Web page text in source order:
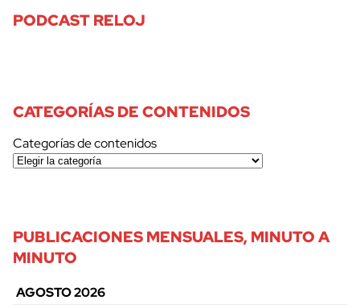
PODCAST RELOJ
CATEGORÍAS DE CONTENIDOS
Categorías de contenidos
PUBLICACIONES MENSUALES, MINUTO A
MINUTO
AGOSTO 2026